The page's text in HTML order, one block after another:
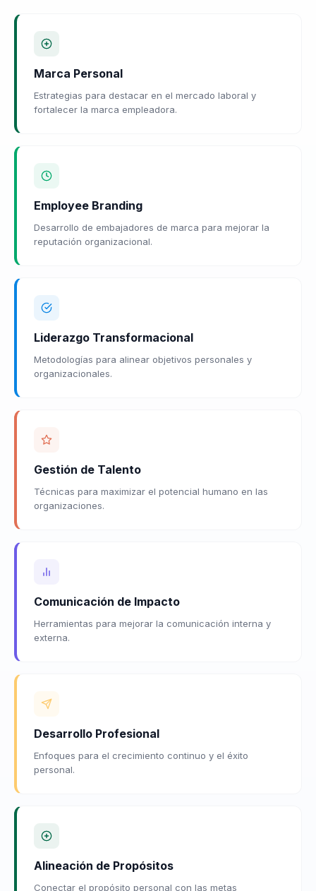
Marca Personal
Estrategias para destacar en el mercado laboral y
fortalecer la marca empleadora.
Employee Branding
Desarrollo de embajadores de marca para mejorar la
reputación organizacional.
Liderazgo Transformacional
Metodologías para alinear objetivos personales y
organizacionales.
Gestión de Talento
Técnicas para maximizar el potencial humano en las
organizaciones.
Comunicación de Impacto
Herramientas para mejorar la comunicación interna y
externa.
Desarrollo Profesional
Enfoques para el crecimiento continuo y el éxito
personal.
Alineación de Propósitos
Conectar el propósito personal con las metas